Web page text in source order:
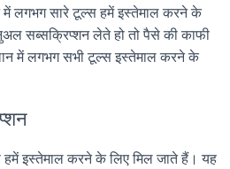
लगभग सारे टूल्स हमें इस्तेमाल करने के
सब्सक्रिप्शन लेते हो तो पैसे की काफी
में लगभग सभी टूल्स इस्तेमाल करने के
इस्तेमाल करने के लिए मिल जाते हैं। यह